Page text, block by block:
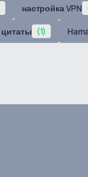
настройка VPN
цитаты (1)